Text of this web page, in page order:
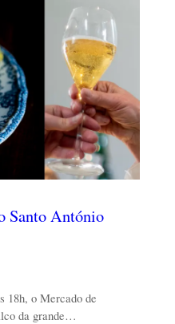
Santo António
18h, o Mercado de
da grande…